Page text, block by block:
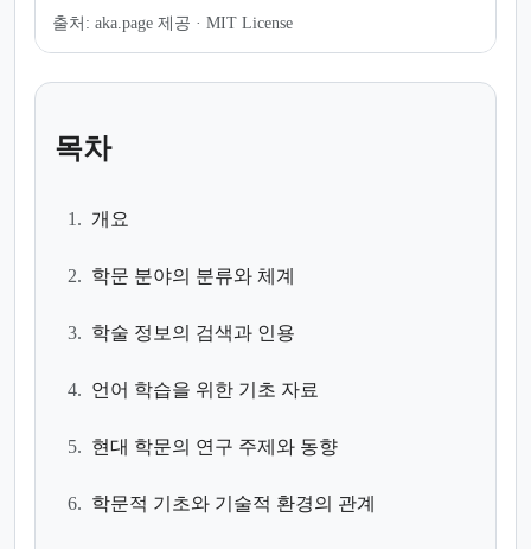
출처: aka.page 제공 · MIT License
목차
1. 개요
2. 학문 분야의 분류와 체계
3. 학술 정보의 검색과 인용
4. 언어 학습을 위한 기초 자료
5. 현대 학문의 연구 주제와 동향
6. 학문적 기초와 기술적 환경의 관계